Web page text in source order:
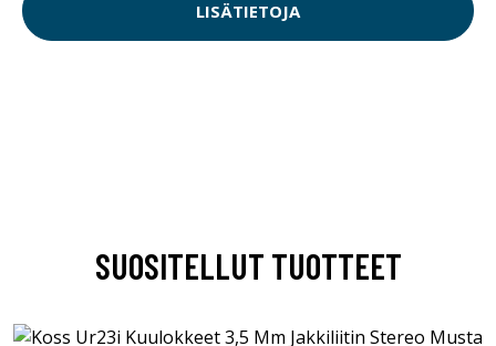
LISÄTIETOJA
SUOSITELLUT TUOTTEET